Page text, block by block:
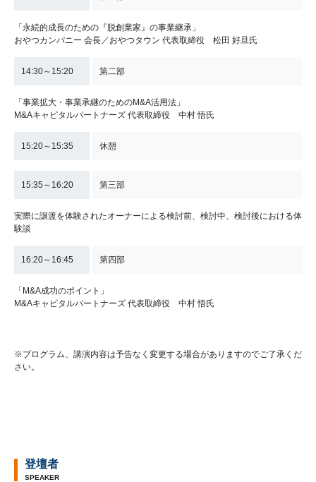
「永続的成長のための『脱創業家』の事業継承」
おやつカンパニー 会長／おやつタウン 代表取締役 松田 好旦氏
14:30～15:20 第二部
「事業拡大・事業承継のためのM&A活用法」
M&Aキャピタルパートナーズ 代表取締役 中村 悟氏
15:20～15:35 休憩
15:35～16:20 第三部
実際に譲渡を体験されたオーナーによる検討前、検討中、検討後における体
験談
16:20～16:45 第四部
「M&A成功のポイント」
M&Aキャピタルパートナーズ 代表取締役 中村 悟氏
※プログラム、講演内容は予告なく変更する場合がありますのでご了承くだ
さい。
登壇者
SPEAKER